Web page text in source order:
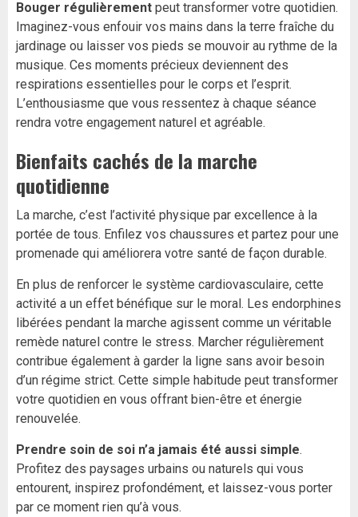
Bouger régulièrement peut transformer votre quotidien.
Imaginez-vous enfouir vos mains dans la terre fraîche du
jardinage ou laisser vos pieds se mouvoir au rythme de la
musique. Ces moments précieux deviennent des
respirations essentielles pour le corps et l’esprit.
L’enthousiasme que vous ressentez à chaque séance
rendra votre engagement naturel et agréable.
Bienfaits cachés de la marche
quotidienne
La marche, c’est l’activité physique par excellence à la
portée de tous. Enfilez vos chaussures et partez pour une
promenade qui améliorera votre santé de façon durable.
En plus de renforcer le système cardiovasculaire, cette
activité a un effet bénéfique sur le moral. Les endorphines
libérées pendant la marche agissent comme un véritable
remède naturel contre le stress. Marcher régulièrement
contribue également à garder la ligne sans avoir besoin
d’un régime strict. Cette simple habitude peut transformer
votre quotidien en vous offrant bien-être et énergie
renouvelée.
Prendre soin de soi n’a jamais été aussi simple.
Profitez des paysages urbains ou naturels qui vous
entourent, inspirez profondément, et laissez-vous porter
par ce moment rien qu’à vous.